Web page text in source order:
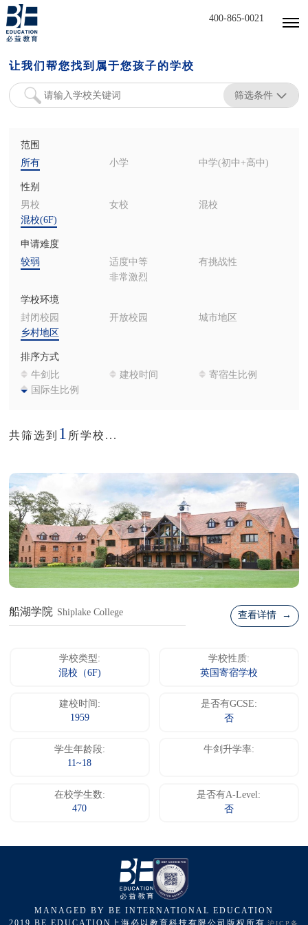
400-865-0021
让我们帮您找到属于您孩子的学校
筛选条件
范围
所有
小学 中学(初中+高中)
性别
男校
女校
混校
混校(6F)
申请难度
较弱
适度中等
有挑战性
非常激烈
学校环境
封闭校园
开放校园
城市地区
乡村地区
排序方式
牛剑比
建校时间
寄宿生比例
国际生比例
共筛选到 1 所学校...
船湖学院 Shiplake College 查看详情 →
学校类型:
混校（6F)
学校性质:
英国寄宿学校
建校时间:
1959
是否有GCSE:
否
学生年龄段:
11~18
牛剑升学率:
在校学生数:
470
是否有A-Level:
否
MANAGED BY BE INTERNATIONAL EDUCATION
2019 BE EDUCATION上海必以教育科技有限公司版权所有